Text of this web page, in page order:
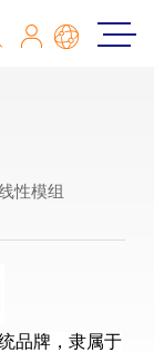
性模组
品牌，隶属于